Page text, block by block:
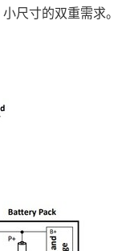
尺寸的双重需求。